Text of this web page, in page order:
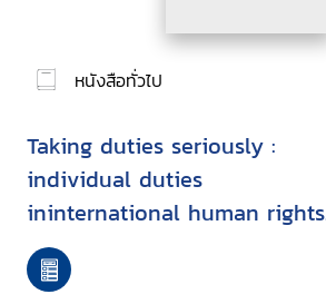
หนังสือทั่วไป
Taking duties seriously :
individual duties
ininternational human rights
law : a commentary